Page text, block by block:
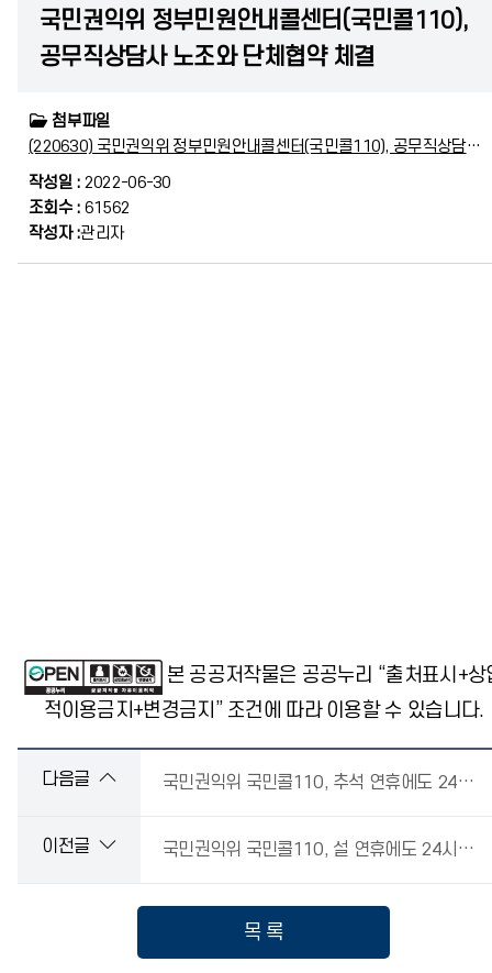
국민권익위 정부민원안내콜센터(국민콜110),
공무직상담사 노조와 단체협약 체결
첨부파일
(220630) 국민권익위 정부민원안내콜센터(국민콜110), 공무직상담사 노조와 단체협약 체결 (최종).hwp
작성일 : 2022-06-30
조회수 : 61562
작성자 :관리자
본 공공저작물은 공공누리 “출처표시+상
적이용금지+변경금지” 조건에 따라 이용할 수 있습니다.
다음글 국민권익위 국민콜110, 추석 연휴에도 24시간 정상운영
이전글 국민권익위 국민콜110, 설 연휴에도 24시간 정상운영
목 록